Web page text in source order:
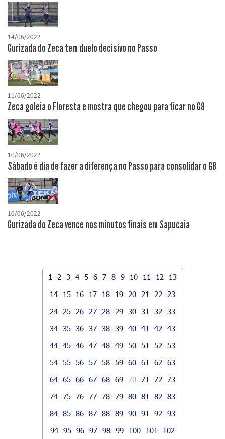
14/06/2022
Gurizada do Zeca tem duelo decisivo no Passo
11/06/2022
Zeca goleia o Floresta e mostra que chegou para ficar no G8
10/06/2022
Sábado é dia de fazer a diferença no Passo para consolidar o G8
10/06/2022
Gurizada do Zeca vence nos minutos finais em Sapucaia
1 2 3 4 5 6 7 8 9 10 11 12
13
14
15 16 17 18 19 20 21 22
23
24
25 26 27 28 29 30 31 32
33
34 35 36 37 38 39 40 41 42
43
44 45 46 47 48 49 50 51 52
53
54 55 56 57 58 59 60 61 62
63
64 65 66 67 68 69 70 71 72
73
74 75 76 77 78 79 80 81 82
83
84 85 86 87 88 89 90 91 92
93
94 95 96 97 98 99 100 101
102